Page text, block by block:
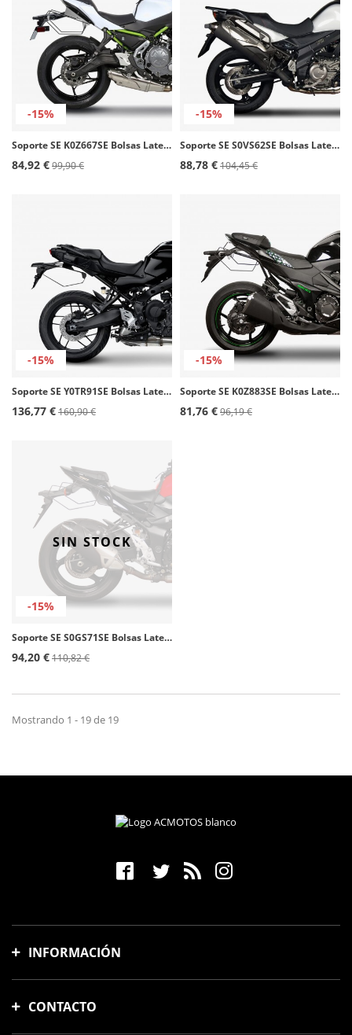
-15%
Soporte SE K0Z667SE Bolsas Laterales SHAD Kawasaki Ninja Z / 650 (16-25)
84,92 €99,90 €
-15%
Soporte SE S0VS62SE Bolsas Laterales SHAD Suzuki V-Strom 650/XT (12-16)
88,78 €104,45 €
-15%
Soporte SE Y0TR91SE Bolsas Laterales SHAD Yamaha Tracer 9/GT (21-24)
136,77 €160,90 €
-15%
Soporte SE K0Z883SE Bolsas Laterales SHAD Kawasaki Z800 (13-17)
81,76 €96,19 €
-15%
SIN STOCK
Soporte SE S0GS71SE Bolsas Laterales SHAD Suzuki GSR 750 (11-17)
94,20 €110,82 €
Mostrando 1 - 19 de 19
INFORMACIÓN
Formas de pago
CONTACTO